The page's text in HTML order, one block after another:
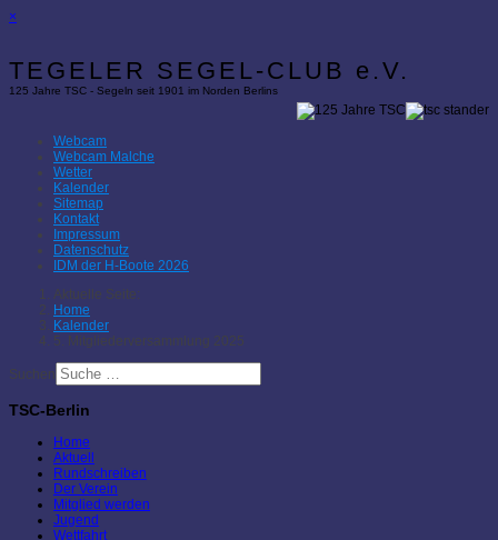
×
TEGELER SEGEL-CLUB e.V.
125 Jahre TSC - Segeln seit 1901 im Norden Berlins
Webcam
Webcam Malche
Wetter
Kalender
Sitemap
Kontakt
Impressum
Datenschutz
IDM der H-Boote 2026
Aktuelle Seite:
Home
Kalender
5. Mitgliederversammlung 2025
Suchen
TSC-Berlin
Home
Aktuell
Rundschreiben
Der Verein
Mitglied werden
Jugend
Wettfahrt